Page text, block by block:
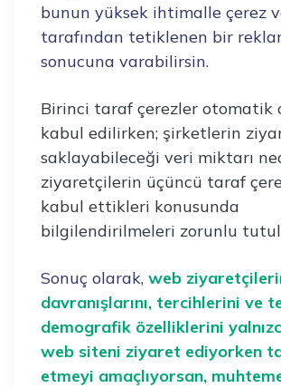
bunun yüksek ihtimalle çerez
tarafından tetiklenen bir
sonucuna varabilirsin.
Birinci taraf çerezler otomatik
kabul edilirken; şirketlerin
saklayabileceği veri miktarı
ziyaretçilerin üçüncü taraf
kabul ettikleri konusunda
bilgilendirilmeleri zorunlu
Sonuç olarak, web
davranışlarını, tercihlerini ve
demografik özelliklerini
web siteni ziyaret ediyorken
etmeyi amaçlıyorsan,